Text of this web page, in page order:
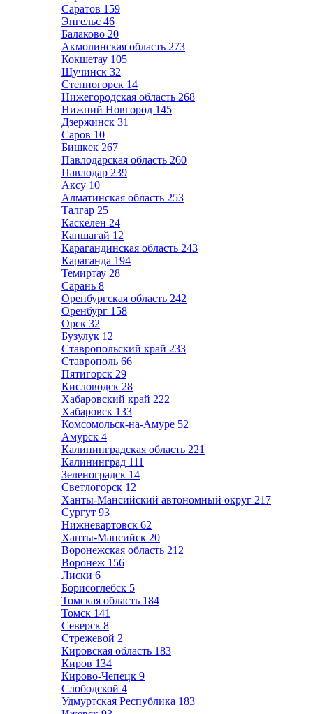
Саратов 159
Энгельс 46
Балаково 20
Акмолинская область 273
Кокшетау 105
Щучинск 32
Степногорск 14
Нижегородская область 268
Нижний Новгород 145
Дзержинск 31
Саров 10
Бишкек 267
Павлодарская область 260
Павлодар 239
Аксу 10
Алматинская область 253
Талгар 25
Каскелен 24
Капшагай 12
Карагандинская область 243
Караганда 194
Темиртау 28
Сарань 8
Оренбургская область 242
Оренбург 158
Орск 32
Бузулук 12
Ставропольский край 233
Ставрополь 66
Пятигорск 29
Кисловодск 28
Хабаровский край 222
Хабаровск 133
Комсомольск-на-Амуре 52
Амурск 4
Калининградская область 221
Калининград 111
Зеленоградск 14
Светлогорск 12
Ханты-Мансийский автономный округ 217
Сургут 93
Нижневартовск 62
Ханты-Мансийск 20
Воронежская область 212
Воронеж 156
Лиски 6
Борисоглебск 5
Томская область 184
Томск 141
Северск 8
Стрежевой 2
Кировская область 183
Киров 134
Кирово-Чепецк 9
Слободской 4
Удмуртская Республика 183